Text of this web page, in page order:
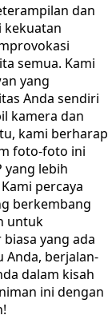
dan
kekuatan
semua. Kami
yang
Anda sendiri
kamera dan
kami berharap
foto-foto ini
yang lebih
percaya
berkembang
untuk
yang ada
Anda, berjalan-
dalam kisah
ini dengan